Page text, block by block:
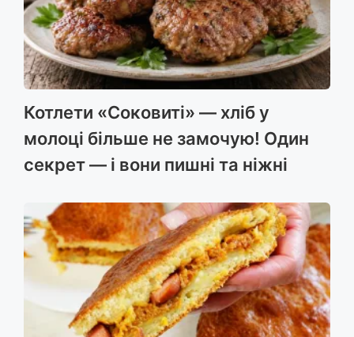
Котлети «Соковиті» — хліб у
молоці більше не замочую! Один
секрет — і вони пишні та ніжні